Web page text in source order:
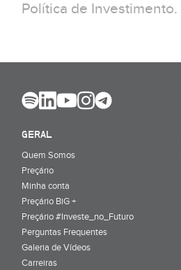
Política de Investimento.
GERAL
Quem Somos
Preçário
Minha conta
Preçário BiG +
Preçário #Investe_no_Futuro
Perguntas Frequentes
Galeria de Vídeos
Carreiras